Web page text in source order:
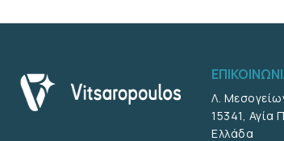
Λ.
15341, Αγία
Ελλάδα